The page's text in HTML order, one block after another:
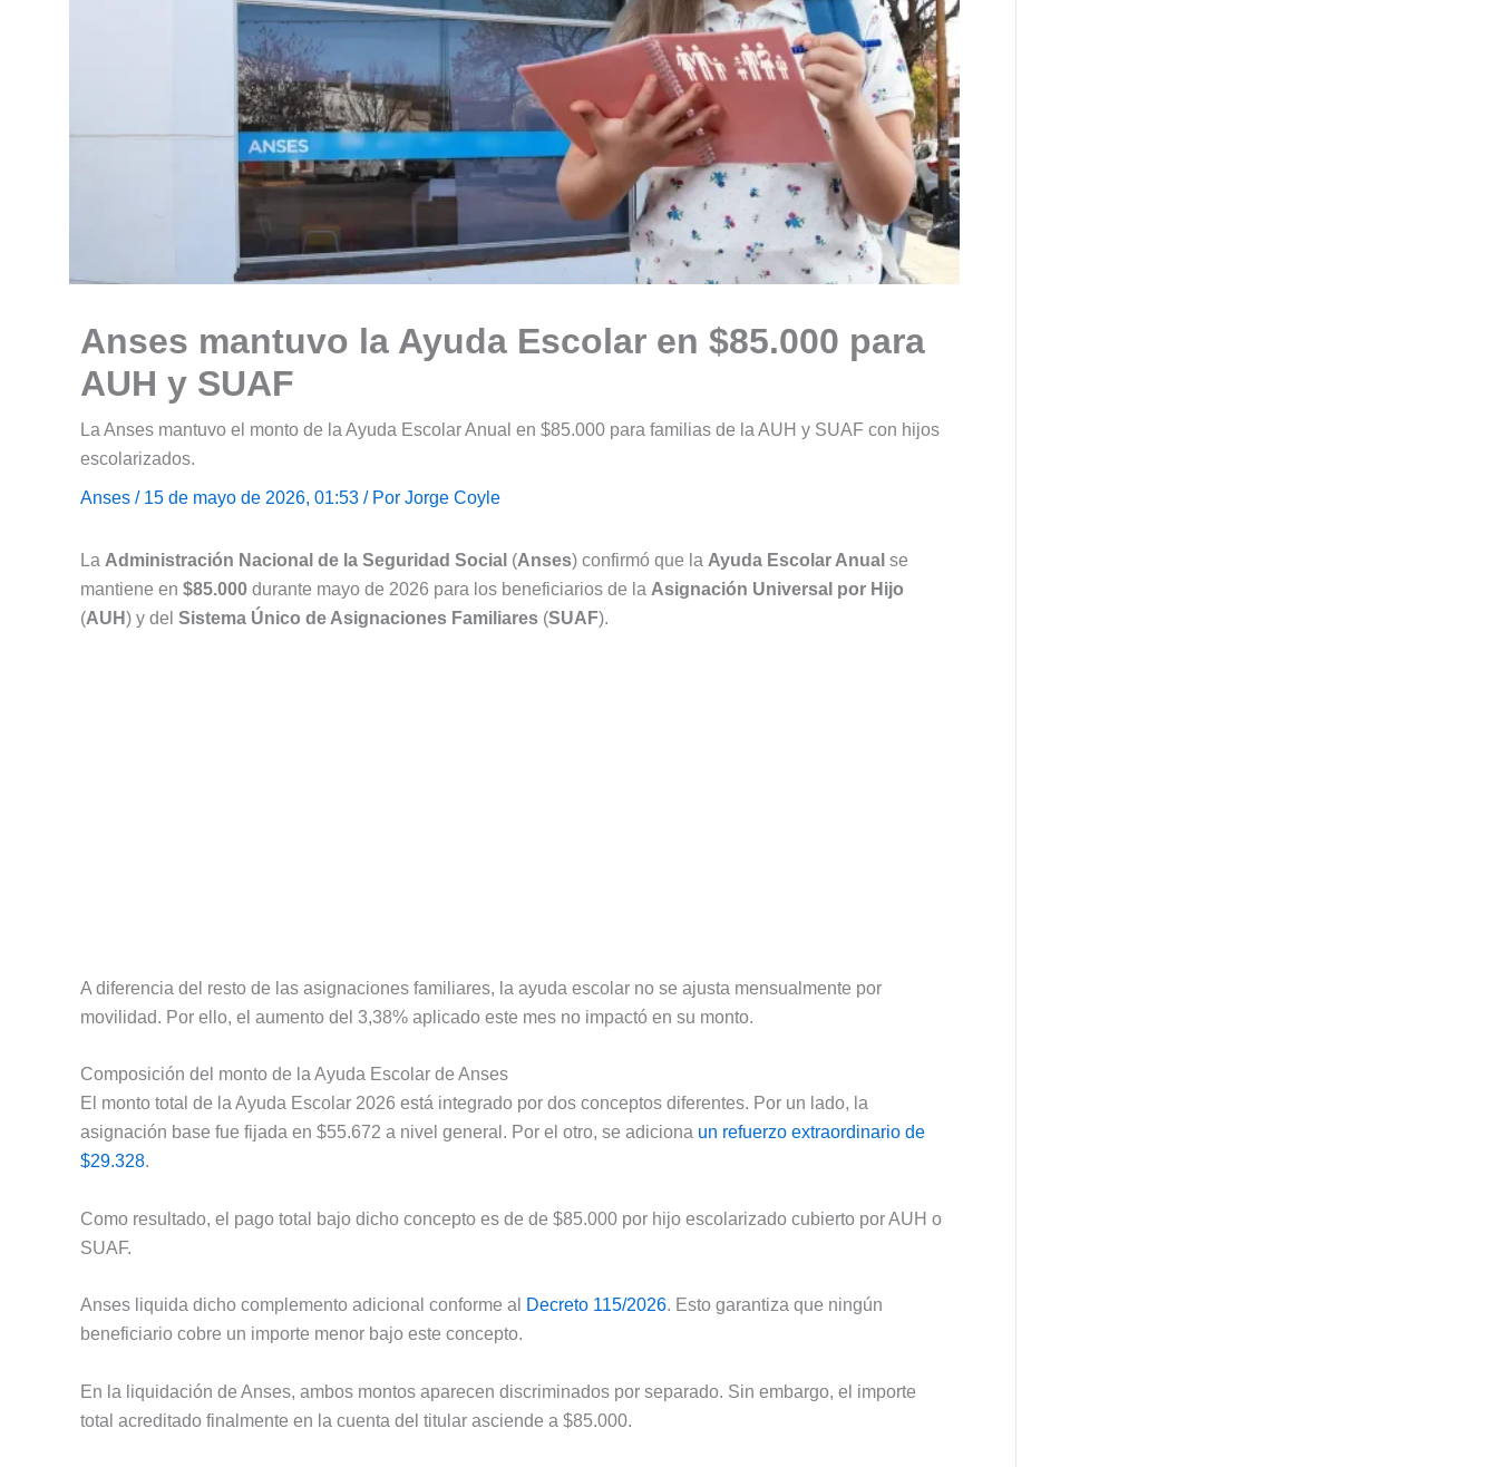
Anses mantuvo la Ayuda Escolar en $85.000 para
AUH y SUAF
La Anses mantuvo el monto de la Ayuda Escolar Anual en $85.000 para familias de la AUH y SUAF con hijos
escolarizados.
Anses / 15 de mayo de 2026, 01:53 / Por Jorge Coyle
La Administración Nacional de la Seguridad Social (Anses) confirmó que la Ayuda Escolar Anual se
mantiene en $85.000 durante mayo de 2026 para los beneficiarios de la Asignación Universal por Hijo
(AUH ) y del Sistema Único de Asignaciones Familiares (SUAF).
A diferencia del resto de las asignaciones familiares, la ayuda escolar no se ajusta mensualmente por
movilidad. Por ello, el aumento del 3,38% aplicado este mes no impactó en su monto.
Composición del monto de la Ayuda Escolar de Anses
El monto total de la Ayuda Escolar 2026 está integrado por dos conceptos diferentes. Por un lado, la
asignación base fue fijada en $55.672 a nivel general. Por el otro, se adiciona un refuerzo extraordinario de
$29.328.
Como resultado, el pago total bajo dicho concepto es de de $85.000 por hijo escolarizado cubierto por AUH o
SUAF.
Anses liquida dicho complemento adicional conforme al Decreto 115/2026. Esto garantiza que ningún
beneficiario cobre un importe menor bajo este concepto.
En la liquidación de Anses, ambos montos aparecen discriminados por separado. Sin embargo, el importe
total acreditado finalmente en la cuenta del titular asciende a $85.000.